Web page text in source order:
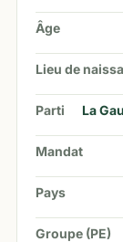
Âge
Lieu de
Parti La
Mandat
Pays
Groupe (PE)